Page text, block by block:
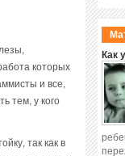
которых
и все,
тем, у кого
так как в
Как